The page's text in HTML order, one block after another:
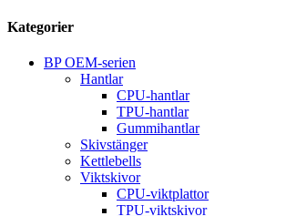
Kategorier
BP OEM-serien
Hantlar
CPU-hantlar
TPU-hantlar
Gummihantlar
Skivstänger
Kettlebells
Viktskivor
CPU-viktplattor
TPU-viktskivor